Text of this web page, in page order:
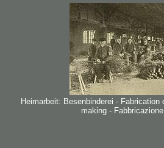
Heimarbeit: Besenbinderei - Fabrication
making -